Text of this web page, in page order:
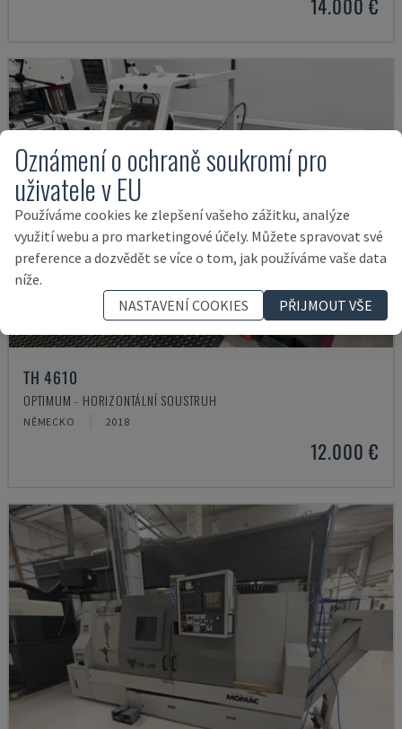
14.000 €
TH 4610
OPTIMUM - HORIZONTÁLNÍ SOUSTRUH
NĚMECKO 2018
12.000 €
Oznámení o ochraně soukromí pro
uživatele v EU
Používáme cookies ke zlepšení vašeho zážitku, analýze
využití webu a pro marketingové účely. Můžete spravovat své
preference a dozvědět se více o tom, jak používáme vaše data
níže.
NASTAVENÍ COOKIES
PŘIJMOUT VŠE